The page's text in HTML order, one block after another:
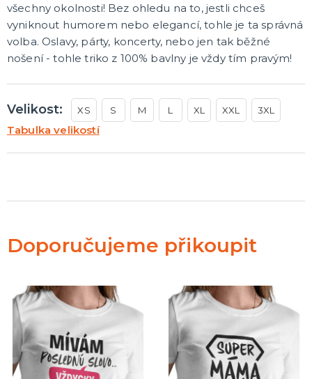
všechny okolnosti! Bez ohledu na to, jestli chceš
vyniknout humorem nebo elegancí, tohle je ta správná
volba. Oslavy, párty, koncerty, nebo jen tak běžné
nošení - tohle triko z 100% bavlny je vždy tím pravým!
Velikost: XS S M L XL XXL 3XL
Tabulka velikostí
Doporučujeme přikoupit